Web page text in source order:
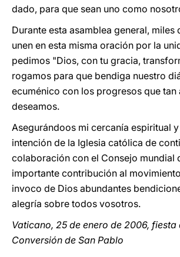
dado, para que sean uno como
Durante esta asamblea general, miles
unen en esta misma oración por la
pedimos "Dios, con tu gracia,
rogamos para que bendiga nuestro
ecuménico con los progresos que tan
deseamos.
Asegurándoos mi cercanía espiritual
intención de la Iglesia católica de
colaboración con el Consejo mundial
importante contribución al
invoco de Dios abundantes
alegría sobre todos vosotros.
Vaticano, 25 de enero de 2006, fiesta
Conversión de San Pablo